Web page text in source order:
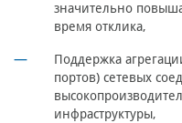
значительно
время отклика,
Поддержка
портов) сетевых
инфраструктуры,